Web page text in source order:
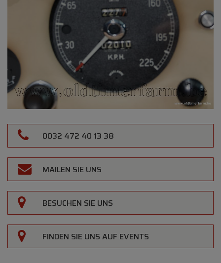
0032 472 40 13 38
MAILEN SIE UNS
BESUCHEN SIE UNS
FINDEN SIE UNS AUF EVENTS